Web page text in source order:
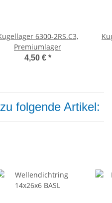
6300-2RS.C3,
Premiumlager
4,50 € *
folgende Artikel: